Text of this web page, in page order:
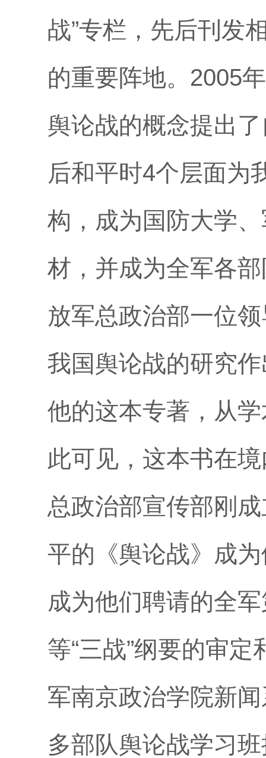
战”专栏，先后刊发
的重要阵地。2005
舆论战的概念提出
后和平时4个层面为
构，成为国防大学
材，并成为全军各
放军总政治部一位
我国舆论战的研究
他的这本专著，从
此可见，这本书在
总政治部宣传部刚
平的《舆论战》成
成为他们聘请的全
等“三战”纲要的审
军南京政治学院新
多部队舆论战学习